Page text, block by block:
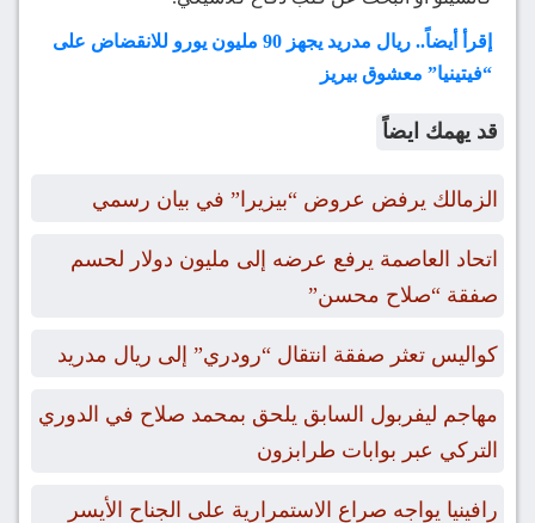
إقرأ أيضاً.. ريال مدريد يجهز 90 مليون يورو للانقضاض على
“فيتينيا” معشوق بيريز
قد يهمك ايضاً
الزمالك يرفض عروض “بيزيرا” في بيان رسمي
اتحاد العاصمة يرفع عرضه إلى مليون دولار لحسم
صفقة “صلاح محسن”
كواليس تعثر صفقة انتقال “رودري” إلى ريال مدريد
مهاجم ليفربول السابق يلحق بمحمد صلاح في الدوري
التركي عبر بوابات طرابزون
رافينيا يواجه صراع الاستمرارية على الجناح الأيسر